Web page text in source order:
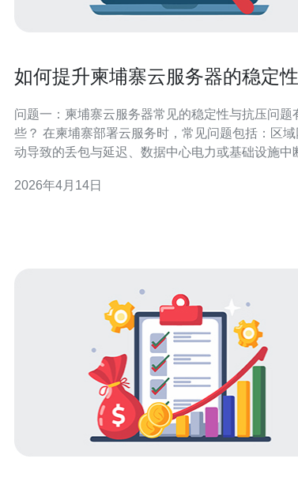
如何提升柬埔寨云服务器的稳定
问题一：柬埔寨云服务器常见的稳定性与抗压问题
些？ 在柬埔寨部署云服务时，常见问题包括：区域
动导致的丢包与延迟、数据中心电力或基础设施中
单点故障以及缺乏自动伸缩与流量调度机制。这些
2026年4月14日